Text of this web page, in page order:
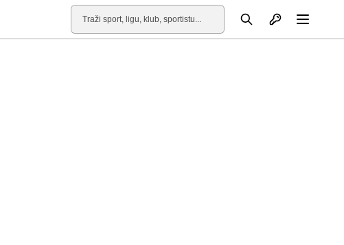
Pretraga Otvori profil